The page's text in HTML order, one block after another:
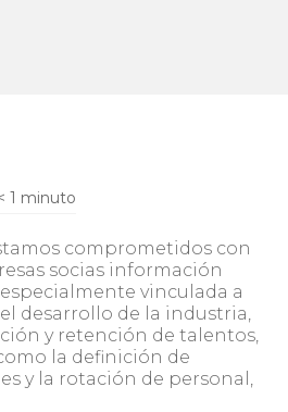
1 minuto
comprometidos con
socias información
vinculada a
desarrollo de la industria,
y retención de talentos,
la definición de
y la rotación de personal,